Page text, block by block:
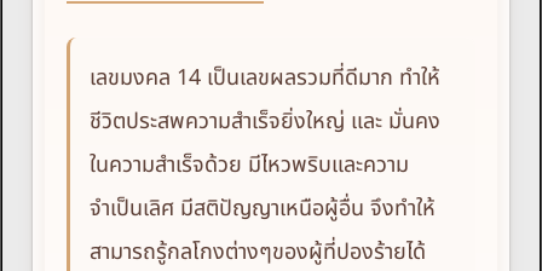
เลขมงคล 14 เป็นเลขผลรวมที่ดีมาก ทำให้
ชีวิตประสพความสำเร็จยิ่งใหญ่ และ มั่นคง
ในความสำเร็จด้วย มีไหวพริบและความ
จำเป็นเลิศ มีสติปัญญาเหนือผู้อื่น จึงทำให้
สามารถรู้กลโกงต่างๆของผู้ที่ปองร้ายได้